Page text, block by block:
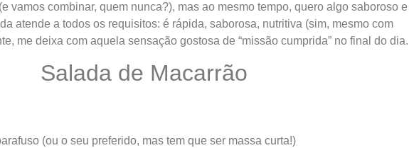
vamos combinar, quem nunca?), mas ao mesmo tempo, quero algo saboroso
atende a todos os requisitos: é rápida, saborosa, nutritiva (sim, mesmo com
me deixa com aquela sensação gostosa de “missão cumprida” no final do dia.
Salada de Macarrão
(ou o seu preferido, mas tem que ser massa curta!)